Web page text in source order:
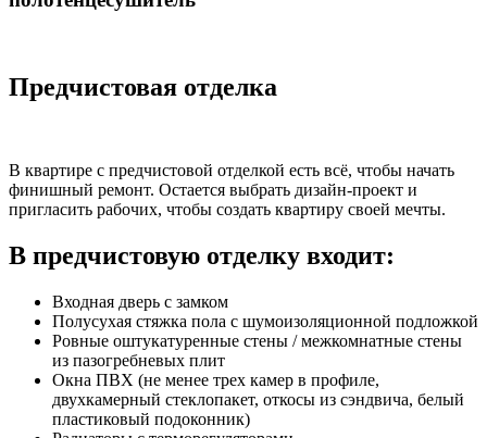
Предчистовая отделка
В квартире с предчистовой отделкой есть всё, чтобы начать
финишный ремонт. Остается выбрать дизайн-проект и
пригласить рабочих, чтобы создать квартиру своей мечты.
В предчистовую отделку входит:
Входная дверь с замком
Полусухая стяжка пола с шумоизоляционной подложкой
Ровные оштукатуренные стены / межкомнатные стены
из пазогребневых плит
Окна ПВХ (не менее трех камер в профиле,
двухкамерный стеклопакет, откосы из сэндвича, белый
пластиковый подоконник)